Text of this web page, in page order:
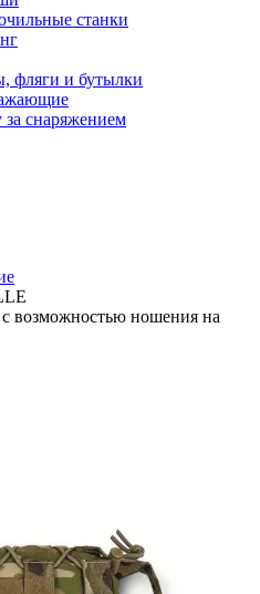
станки
фляги и бутылки
за снаряжением
возможностью ношения на